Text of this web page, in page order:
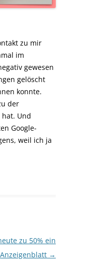
zu mir
im
gewesen
gelöscht
konnte.
der
Und
Google-
weil ich ja
zu 50% ein
Anzeigenblatt →